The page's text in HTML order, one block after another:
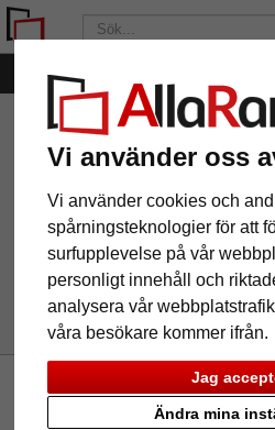
Vi använder oss
Vi använder cookies och
spårningsteknologier för att
surfupplevelse på vår
personligt innehåll och
analysera vår
våra besökare kommer ifrån.
Jag
Ändra mina
AllaRamar.se Märken DEHA
passepartout
Produkttyp: passepartout